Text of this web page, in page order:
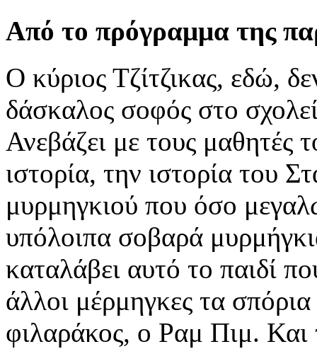
Από το πρόγραμμα της
Ο κύριος Τζίτζικας, εδώ,
δάσκαλος σοφός στο
Ανεβάζει με τους μαθητές
ιστορία, την ιστορία του
μυρμηγκιού που όσο
υπόλοιπα σοβαρά
καταλάβει αυτό το παιδί
άλλοι μέρμηγκες τα
φιλαράκος, ο Ραμ Πιμ. Και